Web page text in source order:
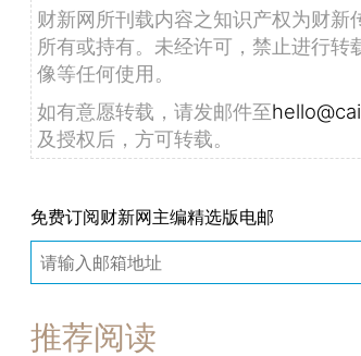
财新网所刊载内容之知识产权为财新
所有或持有。未经许可，禁止进行转
像等任何使用。
如有意愿转载，请发邮件至
及授权后，方可转载。
免费订阅财新网主编精选版电邮
推荐阅读